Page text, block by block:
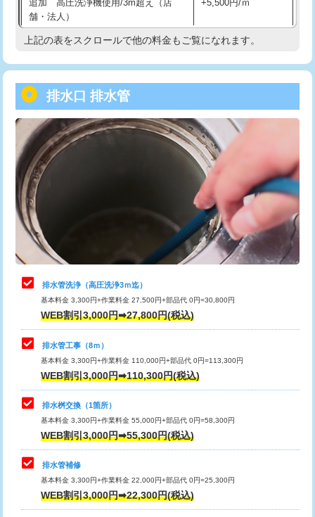
業)
給水管工事※（塩ビ管（VP・HI）使
用/3ｍまで)
用（追加）/3ｍ超え)
給水管工事※（ライニング鋼管・銅
管・ポリ管・HT管使用/3ｍまで)
44,000円
給水管工事※（ライニング鋼管・銅
管・ポリ管・HT管使用/3ｍ超え)
+8,800円
排水管工事（土の掘削・埋め戻し作
業）
11,000円~
排水管工事（排水管工事/3ｍまで） 55,000円
排水管工事（追加 排水管工事/3ｍ超
え）
マス交換（土の掘削・埋め戻し作業）
マス交換（深さ50㎝未満）
マス交換（深さ50㎝以上）
コンクリート斫り（厚さ10㎝まで）
コンクリート斫り（厚さ10㎝超え）
モルタル補修（厚さ10㎝まで）
モルタル補修（厚さ10㎝超え）
追加 高圧洗浄機使用/3m超え（店
舗・法人）
+5,500円/ｍ
高度高圧洗浄換 現地調査
トーラー機使用/3mまで
追加トーラー機使用/3m超え +3,300円
カメラ調査 33,000円
桝清掃 8,800円
止水・漏水調査・防水処理・清掃・修
理・調整・分解・加工など（軽作業）
11,000円
止水・漏水調査・防水処理・清掃・修
理・調整・分解・加工など（中作業）
22,000円
止水・漏水調査・防水処理・清掃・修
理・調整・分解・加工など（重作業）
33,000円
その他部品の脱着
交換・取付（タンク）
交換・取付(単水栓（壁付・デッキ
式）)
交換・取付(混合水栓（壁付・デッキ
式・ワンホール）)
16,500円+材料費
交換・取付(排水栓・排水トラップ
上記の表をスクロールで他の料金もご覧になれます。
排水口 排水管
排水管洗浄（高圧洗浄3ｍ迄）
基本料金 3,300円+作業料金 27,500円+部品代 0円=30,800円
WEB割引3,000円➡27,800円(税込)
排水管工事（8ｍ）
基本料金 3,300円+作業料金 110,000円+部品代 0円=113,300円
WEB割引3,000円➡110,300円(税込)
排水桝交換（1箇所）
基本料金 3,300円+作業料金 55,000円+部品代 0円=58,300円
WEB割引3,000円➡55,300円(税込)
排水管補修
基本料金 3,300円+作業料金 22,000円+部品代 0円=25,300円
WEB割引3,000円➡22,300円(税込)